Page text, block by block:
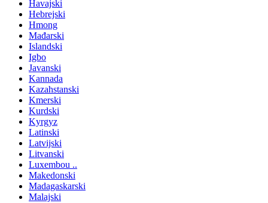
Havajski
Hebrejski
Hmong
Mađarski
Islandski
Igbo
Javanski
Kannada
Kazahstanski
Kmerski
Kurdski
Kyrgyz
Latinski
Latvijski
Litvanski
Luxembou ..
Makedonski
Madagaskarski
Malajski